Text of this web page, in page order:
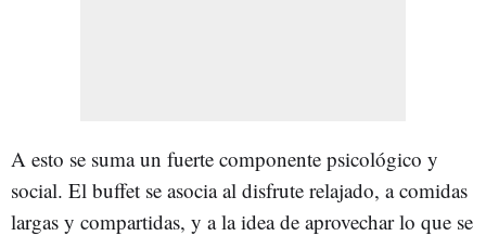
A esto se suma un fuerte componente psicológico y
social. El buffet se asocia al disfrute relajado, a comidas
largas y compartidas, y a la idea de aprovechar lo que se